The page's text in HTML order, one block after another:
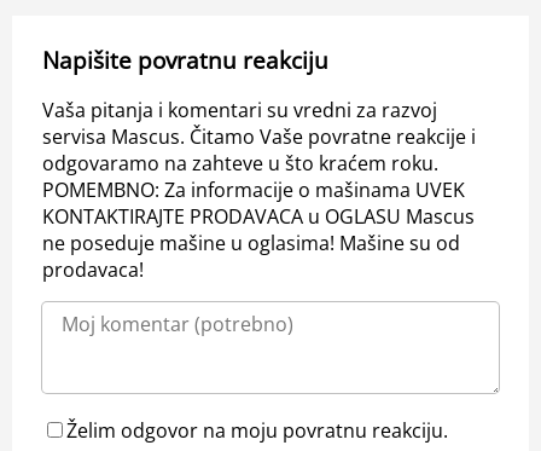
Napišite povratnu reakciju
Vaša pitanja i komentari su vredni za razvoj
servisa Mascus. Čitamo Vaše povratne reakcije i
odgovaramo na zahteve u što kraćem roku.
POMEMBNO: Za informacije o mašinama UVEK
KONTAKTIRAJTE PRODAVACA u OGLASU Mascus
ne poseduje mašine u oglasima! Mašine su od
prodavaca!
Želim odgovor na moju povratnu reakciju.